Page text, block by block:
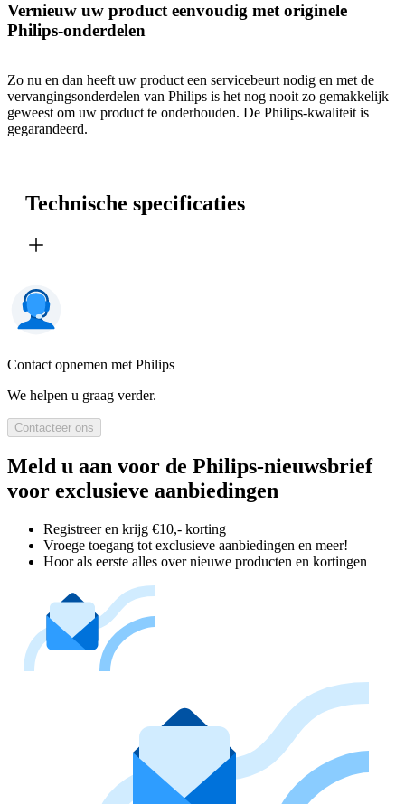
Vernieuw uw product eenvoudig met originele
Philips-onderdelen
Zo nu en dan heeft uw product een servicebeurt nodig en met de
vervangingsonderdelen van Philips is het nog nooit zo gemakkelijk
geweest om uw product te onderhouden. De Philips-kwaliteit is
gegarandeerd.
Technische specificaties
Contact opnemen met Philips
We helpen u graag verder.
Contacteer ons
Meld u aan voor de Philips-nieuwsbrief
voor exclusieve aanbiedingen
Registreer en krijg €10,- korting
Vroege toegang tot exclusieve aanbiedingen en meer!
Hoor als eerste alles over nieuwe producten en kortingen